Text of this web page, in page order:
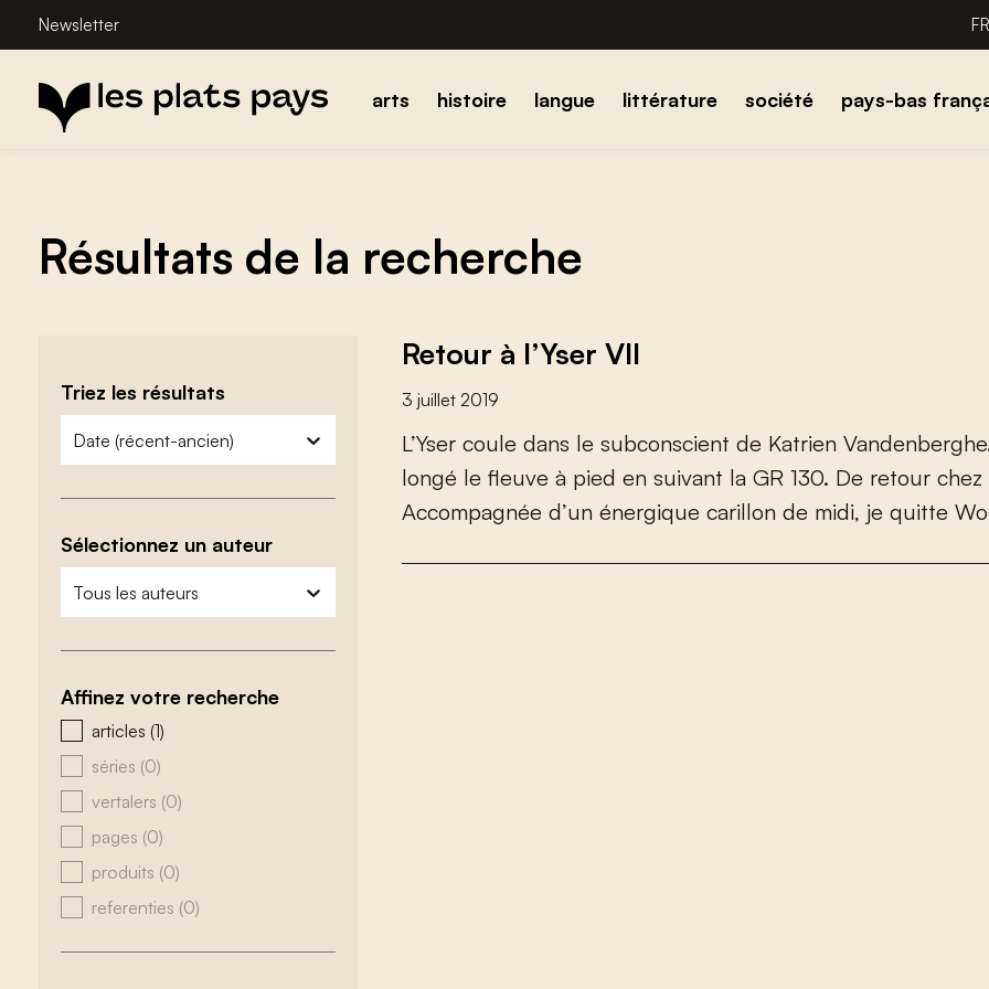
Newsletter FR
arts histoire langue littérature société pays-bas
Résultats de la recherche
Triez les résultats
zoeken - sorteer
trier le contenu
Sélectionnez un auteur
zoeken - auteurs
sélectionnez le contenu
Affinez votre recherche
zoeken - type
articles (1)
séries (0)
vertalers (0)
pages (0)
produits (0)
referenties (0)
Retour à l’Yser VII
3 juillet 2019
L’Yser coule dans le subconscient de Katrien Vandenberghe
longé le feuve à pied en suivant la GR 130. De retour chez
Accompagnée d’un énergique carillon de midi, je quitte Wo